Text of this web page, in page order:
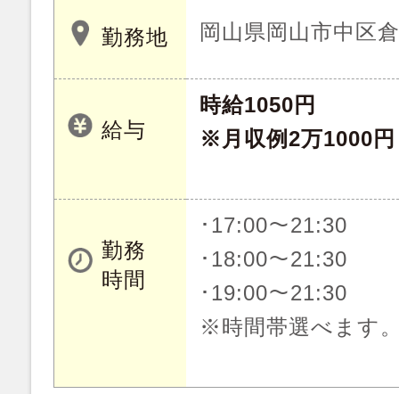
勤務地 岡山県岡山市中区
給与
時給1050円
※月収例2万1000
勤務
時間
･17:00～21:30
･18:00～21:30
･19:00～21:30
※時間帯選べます